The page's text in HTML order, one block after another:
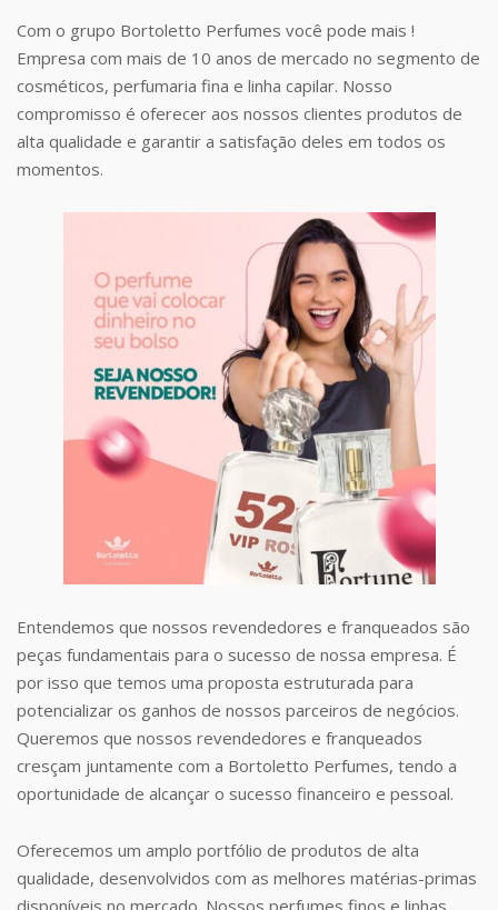
Com o grupo Bortoletto Perfumes você pode mais !
Empresa com mais de 10 anos de mercado no segmento de
cosméticos, perfumaria fina e linha capilar. Nosso
compromisso é oferecer aos nossos clientes produtos de
alta qualidade e garantir a satisfação deles em todos os
momentos.
Entendemos que nossos revendedores e franqueados são
peças fundamentais para o sucesso de nossa empresa. É
por isso que temos uma proposta estruturada para
potencializar os ganhos de nossos parceiros de negócios.
Queremos que nossos revendedores e franqueados
cresçam juntamente com a Bortoletto Perfumes, tendo a
oportunidade de alcançar o sucesso financeiro e pessoal.
Oferecemos um amplo portfólio de produtos de alta
qualidade, desenvolvidos com as melhores matérias-primas
disponíveis no mercado. Nossos perfumes finos e linhas